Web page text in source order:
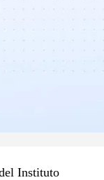
Instituto